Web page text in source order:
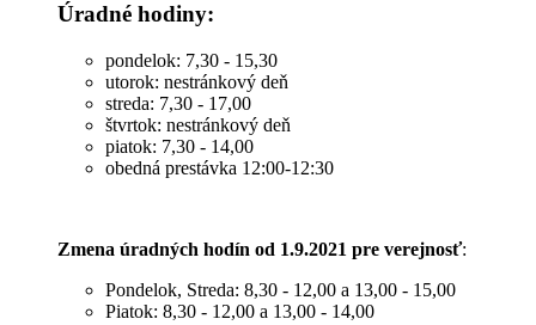
Úradné hodiny:
pondelok: 7,30 - 15,30
utorok: nestránkový deň
streda: 7,30 - 17,00
štvrtok: nestránkový deň
piatok: 7,30 - 14,00
obedná prestávka 12:00-12:30
Zmena úradných hodín od 1.9.2021 pre verejnosť:
Pondelok, Streda: 8,30 - 12,00 a 13,00 - 15,00
Piatok: 8,30 - 12,00 a 13,00 - 14,00